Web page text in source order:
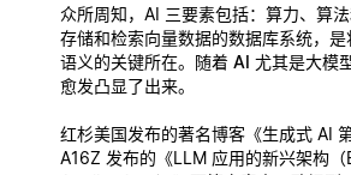
众所周知，AI 三要素包括：算力、算
存储和检索向量数据的数据库系统，
语义的关键所在。 随着 AI 尤其是大模
愈发凸显了出来。
红杉美国发布的著名博客《生成式 AI
A16Z 发布的《LLM 应用的新兴架构